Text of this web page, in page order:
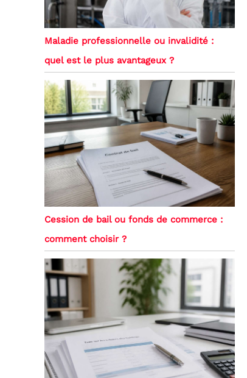
Maladie professionnelle ou invalidité :
quel est le plus avantageux ?
Cession de bail ou fonds de commerce :
comment choisir ?